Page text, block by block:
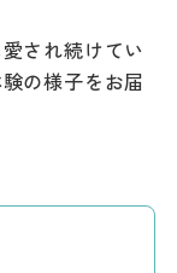
され続けてい
の様子をお届
影支援・
MICE